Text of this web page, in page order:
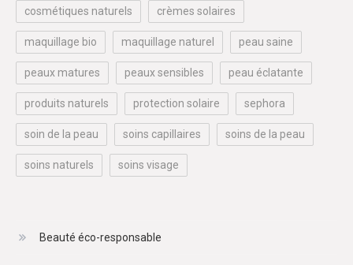
cosmétiques naturels crèmes solaires
maquillage bio maquillage naturel peau saine
peaux matures peaux sensibles peau éclatante
produits naturels protection solaire sephora
soin de la peau soins capillaires soins de la peau
soins naturels soins visage
Beauté éco-responsable